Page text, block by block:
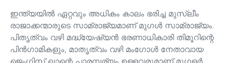
ഇന്ത്യയിൽ ഏറ്റവും അധികം കാലം ഭരിച്ച മുസ്ലീം
രാജാക്കന്മാരുടെ സാമ്രാജ്യമാണ് മുഗൾ സാമ്രാജ്യം.
പിതൃത്വം വഴി മദ്ധ്യേഷ്യൻ ഭരണാധികാരി തിമൂറിന്റെ
പിൻ‌ഗാമികളും, മാതൃത്വം വഴി മംഗോൾ നേതാവായ
ജെംഗിസ് ഖാന്റെ പാരമ്പര്യം ഉള്ളവരുമാണ്‌ മുഗളർ.